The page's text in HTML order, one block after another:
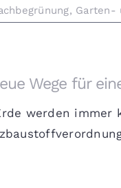
, Garten-
Wege für
werden